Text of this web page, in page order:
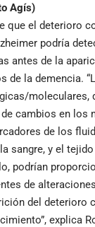
Agís)
que el deterioro
podría
antes de la
de la demencia.
moleculares,
cambios en los
de los
sangre, y el
podrían
de
del deterioro
explica